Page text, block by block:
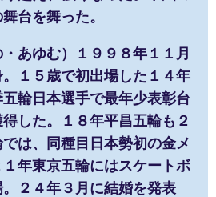
台を舞った。
あゆむ）１９９８年１１月
１５歳で初出場した１４年
輪日本選手で最年少表彰台
した。１８年平昌五輪も２
は、同種目日本勢初の金メ
年東京五輪にはスケートボ
２４年３月に結婚を発表